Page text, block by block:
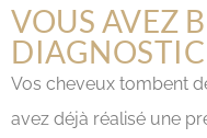
VOUS AVEZ
DIAGNOSTIC
Vos cheveux tombent
avez déjà réalisé une